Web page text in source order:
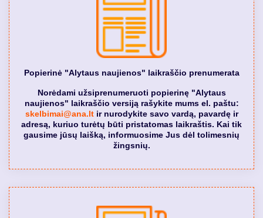
Popierinė "Alytaus naujienos" laikraščio prenumerata
Norėdami užsiprenumeruoti popierinę "Alytaus
naujienos" laikraščio versiją rašykite mums el. paštu:
skelbimai@ana.ltir nurodykite savo vardą, pavardę ir
adresą, kuriuo turėtų būti pristatomas laikraštis. Kai tik
gausime jūsų laišką, informuosime Jus dėl tolimesnių
žingsnių.